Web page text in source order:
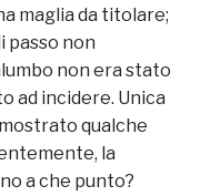
maglia da titolare;
passo non
non era stato
ad incidere. Unica
qualche
la
a che punto?